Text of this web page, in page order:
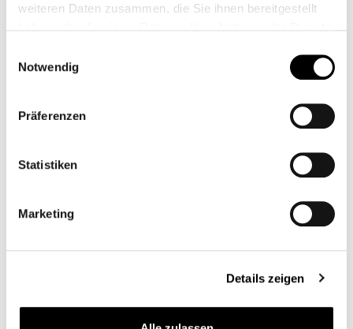
weiteren Daten zusammen, die Sie ihnen bereitgestellt
Notwendig
Präferenzen
Statistiken
Marketing
Details zeigen